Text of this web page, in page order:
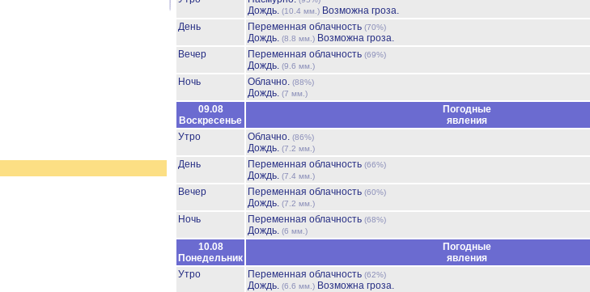
Дождь. (10.4 мм.) Возможна гроза.
День
Переменная облачность (70%)
Дождь. (8.8 мм.) Возможна гроза.
Вечер
Переменная облачность (69%)
Дождь. (9.6 мм.)
Ночь
Облачно. (88%)
Дождь. (7 мм.)
09.08
Воскресенье
Погодные
явления
Утро
Облачно. (86%)
Дождь. (7.2 мм.)
День
Переменная облачность (66%)
Дождь. (7.4 мм.)
Вечер
Переменная облачность (60%)
Дождь. (7.2 мм.)
Ночь
Переменная облачность (68%)
Дождь. (6 мм.)
10.08
Понедельник
Погодные
явления
Утро
Переменная облачность (62%)
Дождь. (6.6 мм.) Возможна гроза.